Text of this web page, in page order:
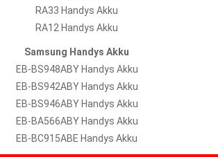
RA33 Handys Akku
RA12 Handys Akku
Samsung Handys Akku
EB-BS948ABY Handys Akku
EB-BS942ABY Handys Akku
EB-BS946ABY Handys Akku
EB-BA566ABY Handys Akku
EB-BC915ABE Handys Akku